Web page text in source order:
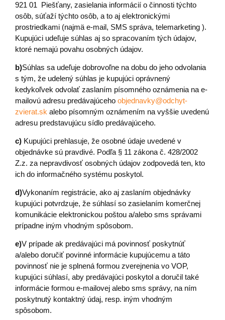
921 01 Piešťany, zasielania informácií o činnosti týchto
osôb, súťaží týchto osôb, a to aj elektronickými
prostriedkami (najmä e-mail, SMS správa, telemarketing ).
Kupujúci udeľuje súhlas aj so spracovaním tých údajov,
ktoré nemajú povahu osobných údajov.
b)Súhlas sa udeľuje dobrovoľne na dobu do jeho odvolania
s tým, že udelený súhlas je kupujúci oprávnený
kedykoľvek odvolať zaslaním písomného oznámenia na e-
mailovú adresu predávajúceho objednavky@odchyt-
zvierat.sk alebo písomným oznámením na vyššie uvedenú
adresu predstavujúcu sídlo predávajúceho.
c) Kupujúci prehlasuje, že osobné údaje uvedené v
objednávke sú pravdivé. Podľa § 11 zákona č. 428/2002
Z.z. za nepravdivosť osobných údajov zodpovedá ten, kto
ich do informačného systému poskytol.
d)Vykonaním registrácie, ako aj zaslaním objednávky
kupujúci potvrdzuje, že súhlasí so zasielaním komerčnej
komunikácie elektronickou poštou a/alebo sms správami
prípadne iným vhodným spôsobom.
e)V prípade ak predávajúci má povinnosť poskytnúť
a/alebo doručiť povinné informácie kupujúcemu a táto
povinnosť nie je splnená formou zverejnenia vo VOP,
kupujúci súhlasí, aby predávajúci poskytol a doručil také
informácie formou e-mailovej alebo sms správy, na ním
poskytnutý kontaktný údaj, resp. iným vhodným
spôsobom.